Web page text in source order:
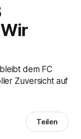
dem FC
Zuversicht auf
Teilen